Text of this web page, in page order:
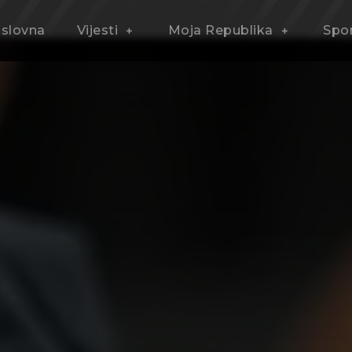
Vijesti Moja Republika